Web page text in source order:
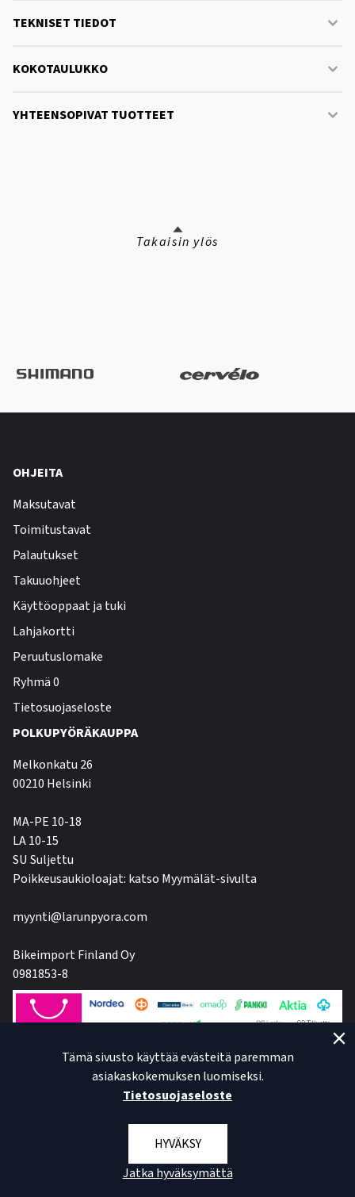
TEKNISET TIEDOT
KOKOTAULUKKO
YHTEENSOPIVAT TUOTTEET
Takaisin ylös
OHJEITA
Maksutavat
Toimitustavat
Palautukset
Takuuohjeet
Käyttöoppaat ja tuki
Lahjakortti
Peruutuslomake
Ryhmä 0
Tietosuojaseloste
POLKUPYÖRÄKAUPPA
Melkonkatu 26
00210 Helsinki
MA-PE 10-18
LA 10-15
SU Suljettu
Poikkeusaukioloajat: katso Myymälät-sivulta
myynti@larunpyora.com
Bikeimport Finland Oy
0981853-8
Tämä sivusto käyttää evästeitä paremman
asiakaskokemuksen luomiseksi.
Tietosuojaseloste
HYVÄKSY
Jatka hyväksymättä